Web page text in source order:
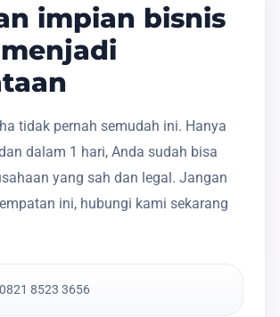
impian bisnis
tidak pernah semudah ini. Hanya
dalam 1 hari, Anda sudah bisa
yang sah dan legal. Jangan
ini, hubungi kami sekarang
8523 3656